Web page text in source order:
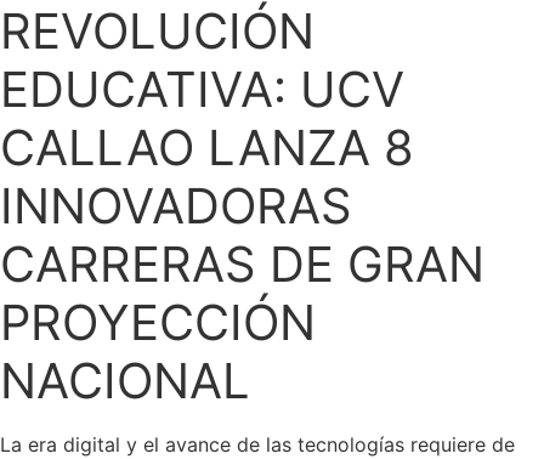
REVOLUCIÓN
EDUCATIVA: UCV
CALLAO LANZA 8
INNOVADORAS
CARRERAS DE GRAN
PROYECCIÓN
NACIONAL
La era digital y el avance de las tecnologías requiere de